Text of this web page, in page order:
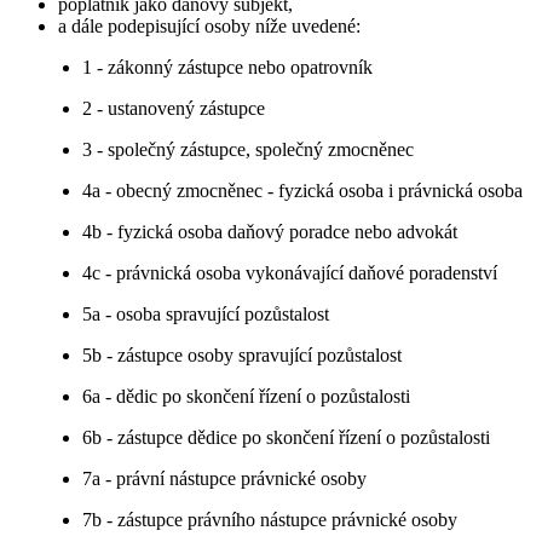
poplatník jako daňový subjekt,
a dále podepisující osoby níže uvedené:
1 - zákonný zástupce nebo opatrovník
2 - ustanovený zástupce
3 - společný zástupce, společný zmocněnec
4a - obecný zmocněnec - fyzická osoba i právnická osoba
4b - fyzická osoba daňový poradce nebo advokát
4c - právnická osoba vykonávající daňové poradenství
5a - osoba spravující pozůstalost
5b - zástupce osoby spravující pozůstalost
6a - dědic po skončení řízení o pozůstalosti
6b - zástupce dědice po skončení řízení o pozůstalosti
7a - právní nástupce právnické osoby
7b - zástupce právního nástupce právnické osoby